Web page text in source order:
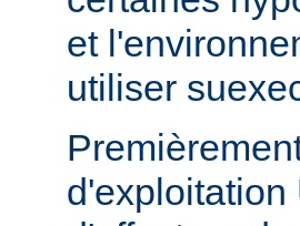
et
utiliser
d'exploitation